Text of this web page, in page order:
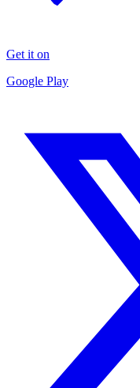
Get it on
Google Play